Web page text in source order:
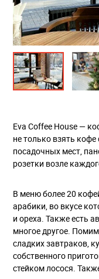
Eva Coffee House —
не только взять кофе
посадочных мест,
розетки возле
В меню более 20
арабики, во вкусе
и ореха. Также есть
многое другое.
сладких завтраков,
собственного
стейком лосося.